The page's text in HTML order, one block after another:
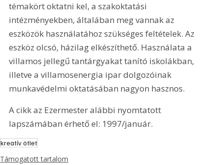
témakört oktatni kel, a szakoktatási
intézményekben, általában meg vannak az
eszközök használatához szükséges feltételek. Az
eszköz olcsó, házilag elkészíthető. Használata a
villamos jellegű tantárgyakat tanító iskolákban,
illetve a villamosenergia ipar dolgozóinak
munkavédelmi oktatásában nagyon hasznos.
A cikk az Ezermester alábbi nyomtatott
lapszámában érhető el: 1997/január.
kreatív ötlet
Támogatott tartalom